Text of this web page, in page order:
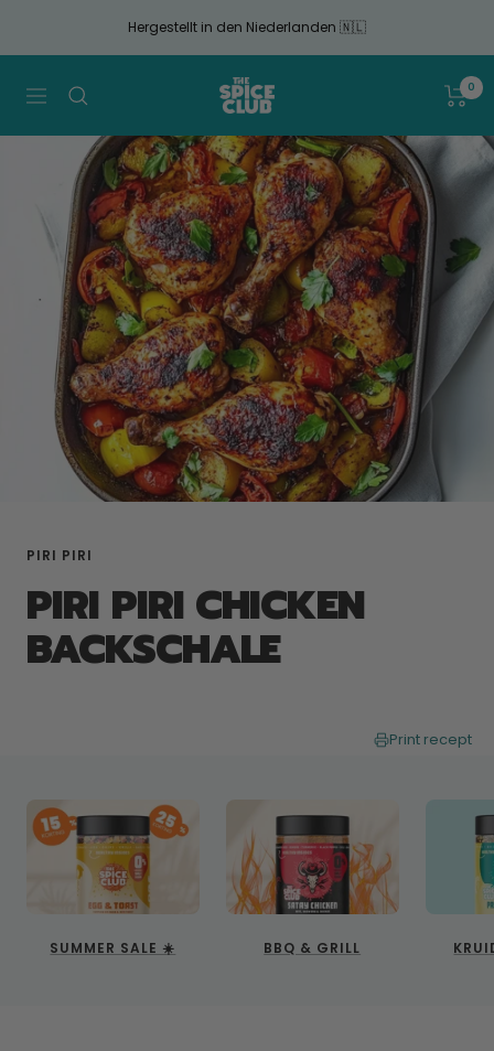
zum
Artikel
Hergestellt in den Niederlanden 🇳🇱
Navigation
The
Spice
Club
0
PIRI PIRI
PIRI PIRI CHICKEN
BACKSCHALE
Print recept
SUMMER SALE ☀️ BBQ & GRILL